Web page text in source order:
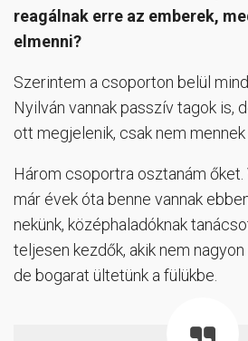
reagálnak erre az emberek,
elmenni?
Szerintem a csoporton belül
Nyilván vannak passzív tagok is,
ott megjelenik, csak nem
Három csoportra osztanám őket.
már évek óta benne vannak
nekünk, középhaladóknak
teljesen kezdők, akik nem
de bogarat ültetünk a fülükbe.